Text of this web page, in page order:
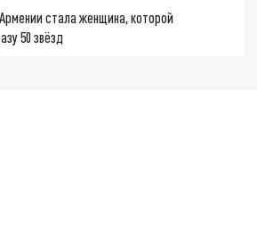
стала женщина, которой
50 звёзд